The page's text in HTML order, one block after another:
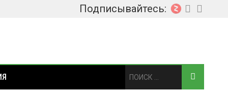
Подписывайтесь: